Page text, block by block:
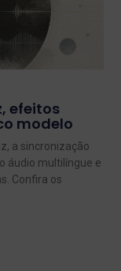
efeitos
modelo
a sincronização
áudio multilíngue e
Confira os